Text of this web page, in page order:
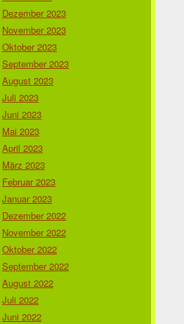
Dezember 2023
November 2023
Oktober 2023
September 2023
August 2023
Juli 2023
Juni 2023
Mai 2023
April 2023
März 2023
Februar 2023
Januar 2023
Dezember 2022
November 2022
Oktober 2022
September 2022
August 2022
Juli 2022
Juni 2022